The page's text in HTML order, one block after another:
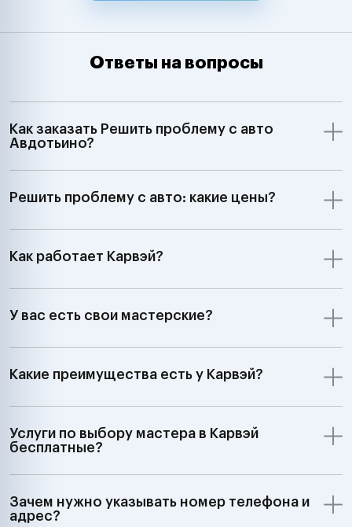
Ответы на вопросы
Как заказать Решить проблему с авто
Авдотьино?
Решить проблему с авто: какие цены?
Как работает Карвэй?
У вас есть свои мастерские?
Какие преимущества есть у Карвэй?
Услуги по выбору мастера в Карвэй
бесплатные?
Зачем нужно указывать номер телефона и
адрес?